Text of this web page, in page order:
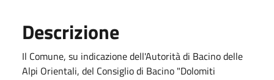
Descrizione
Il Comune, su indicazione dell'Autorità di Bacino delle
Alpi Orientali, del Consiglio di Bacino "Dolomiti